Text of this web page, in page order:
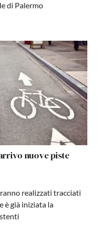
di Palermo
nuove piste
realizzati tracciati
è già iniziata la